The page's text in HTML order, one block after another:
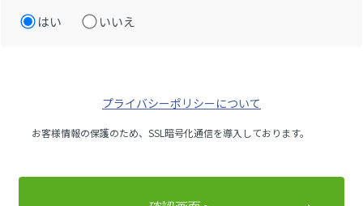
はい いいえ
プライバシーポリシーについて
お客様情報の保護のため、SSL暗号化通信を導入しております。